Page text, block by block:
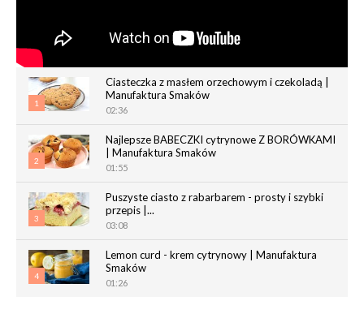
1
Ciasteczka z masłem orzechowym i czekoladą |
Manufaktura Smaków
02:36
2
Najlepsze BABECZKI cytrynowe Z BORÓWKAMI
| Manufaktura Smaków
01:55
3
Puszyste ciasto z rabarbarem - prosty i szybki
przepis |...
03:08
4
Lemon curd - krem cytrynowy | Manufaktura
Smaków
01:26